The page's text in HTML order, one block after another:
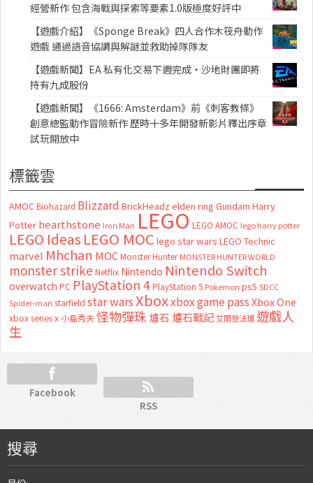
經營新作 包含海戰與探索等要素1.0版極度好評中
【遊戲介紹】《Sponge Break》四人合作木筏舟動作
遊戲 通過語音協調與解謎並救助掉隊隊友
【遊戲新聞】EA 私有化交易下週完成・沙地財團即將
持有九成股份
【遊戲新聞】《1666: Amsterdam》前《刺客教條》
創意總監動作冒險新作 歷時十多年開發新影片釋出序章
試玩開放中
標籤雲
AMOC Biohazard Blizzard BrickHeadz elden ring Gundam Harry
Potter hearthstone Iron Man LEGO LEGO AMOC lego harry potter
LEGO Ideas LEGO MOC lego star wars LEGO Technic
marvel Mhchan MOC Monster Hunter MONSTER HUNTER WORLD
monster strike Netflix Nintendo Nintendo Switch
overwatch PC PlayStation 4 PlayStation 5 Pokemon ps5 SDCC
Spider-man starfield star warsXboxxbox game passXbox One
xbox series x 小島秀夫怪物彈珠 爐石 爐石戰記艾爾登法環 遊戲人
生
Facebook
RSS
搜尋